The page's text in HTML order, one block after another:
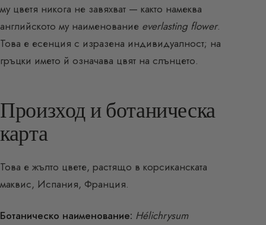
му цветя никога не завяхват — както намеква
английското му наименование everlasting flower.
Това е есенция с изразена индивидуалност; на
гръцки името й означава цвят на слънцето.
Произход и ботаническа
карта
Това е жълто цвете, растящо в корсиканската
маквис, Испания, Франция.
Ботаническо наименование: Hélichrysum